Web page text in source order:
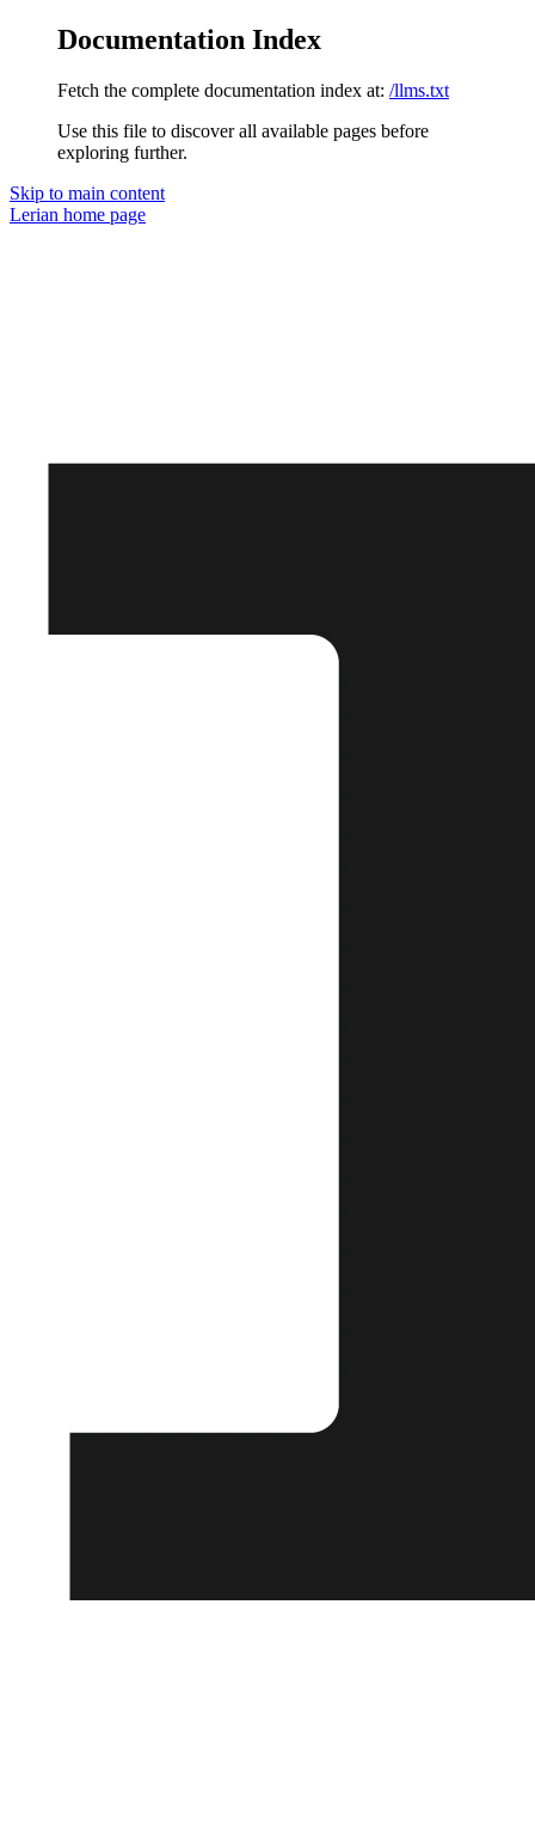
Documentation Index
Fetch the complete documentation index at: /llms.txt
Use this file to discover all available pages before
exploring further.
Skip to main content
Lerian home page